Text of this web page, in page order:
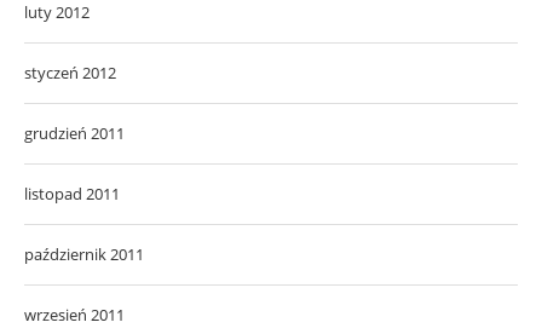
luty 2012
styczeń 2012
grudzień 2011
listopad 2011
październik 2011
wrzesień 2011